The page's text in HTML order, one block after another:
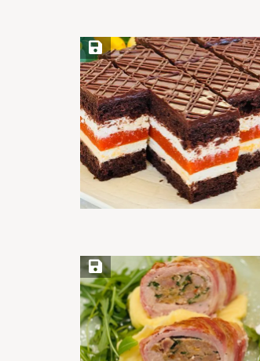
Save Recipe
Save Recipe